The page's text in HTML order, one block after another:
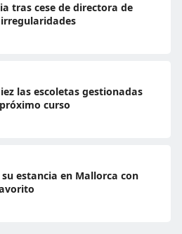
tras cese de directora de
las escoletas gestionadas
curso
estancia en Mallorca con